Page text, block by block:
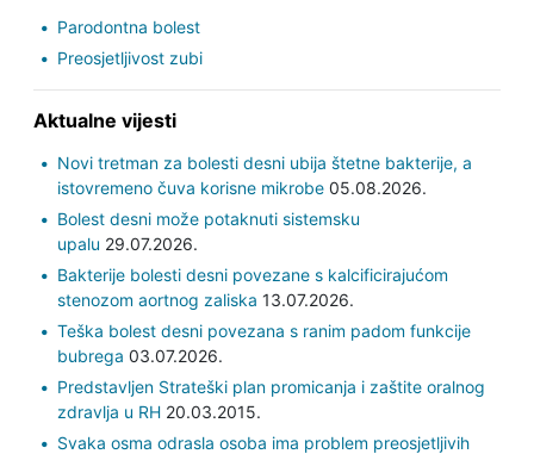
Parodontna bolest
Preosjetljivost zubi
Aktualne vijesti
Novi tretman za bolesti desni ubija štetne bakterije, a
istovremeno čuva korisne mikrobe05.08.2026.
Bolest desni može potaknuti sistemsku
upalu 29.07.2026.
Bakterije bolesti desni povezane s kalcificirajućom
stenozom aortnog zaliska 13.07.2026.
Teška bolest desni povezana s ranim padom funkcije
bubrega 03.07.2026.
Predstavljen Strateški plan promicanja i zaštite oralnog
zdravlja u RH20.03.2015.
Svaka osma odrasla osoba ima problem preosjetljivih